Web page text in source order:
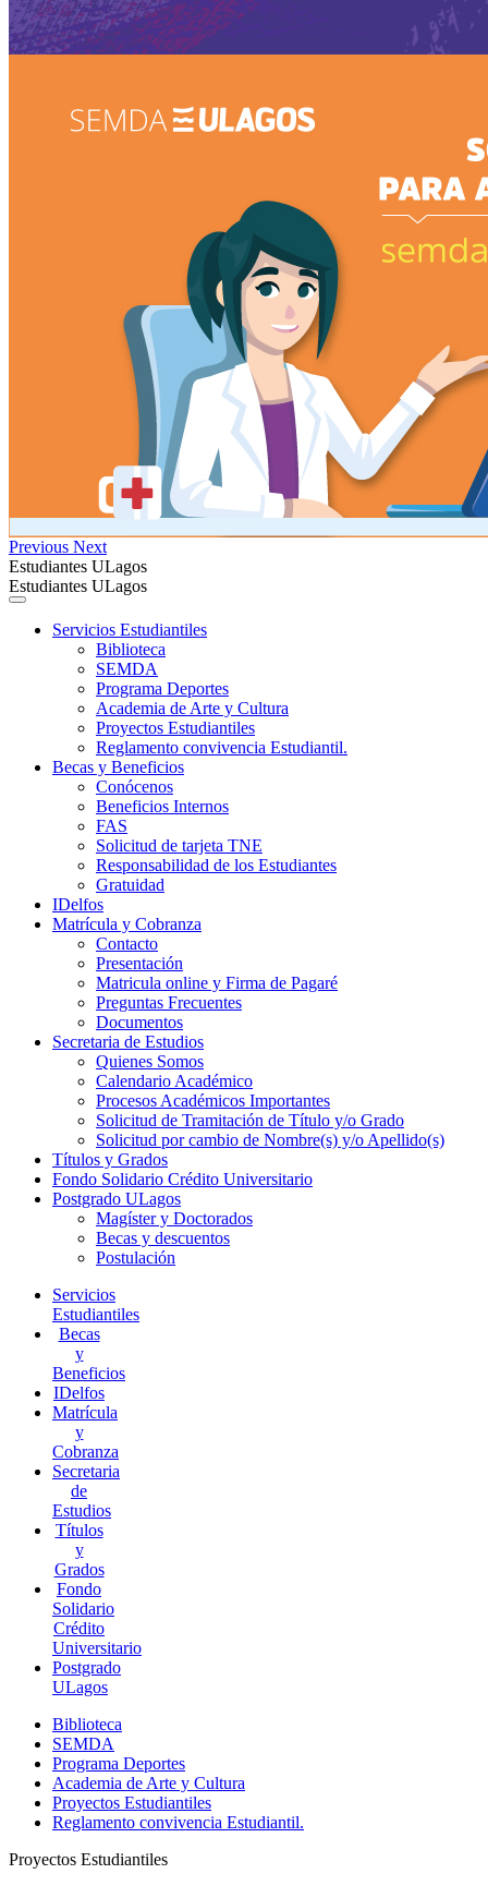
Previous Next
Estudiantes ULagos
Estudiantes ULagos
Servicios Estudiantiles
Biblioteca
SEMDA
Programa Deportes
Academia de Arte y Cultura
Proyectos Estudiantiles
Reglamento convivencia Estudiantil.
Becas y Beneficios
Conócenos
Beneficios Internos
FAS
Solicitud de tarjeta TNE
Responsabilidad de los Estudiantes
Gratuidad
IDelfos
Matrícula y Cobranza
Contacto
Presentación
Matricula online y Firma de Pagaré
Preguntas Frecuentes
Documentos
Secretaria de Estudios
Quienes Somos
Calendario Académico
Procesos Académicos Importantes
Solicitud de Tramitación de Título y/o Grado
Solicitud por cambio de Nombre(s) y/o Apellido(s)
Títulos y Grados
Fondo Solidario Crédito Universitario
Postgrado ULagos
Magíster y Doctorados
Becas y descuentos
Postulación
Servicios
Estudiantiles
Becas
y
Beneficios
IDelfos
Matrícula
y
Cobranza
Secretaria
de
Estudios
Títulos
y
Grados
Fondo
Solidario
Crédito
Universitario
Postgrado
ULagos
Biblioteca
SEMDA
Programa Deportes
Academia de Arte y Cultura
Proyectos Estudiantiles
Reglamento convivencia Estudiantil.
Proyectos Estudiantiles